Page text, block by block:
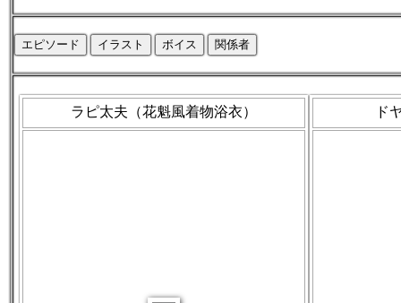
エピソード イラスト ボイス 関係者
ラピ太夫（花魁風着物浴衣） ド